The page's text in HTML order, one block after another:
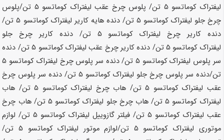
لیفتراک کوماتسو 5 تن / پلوس چرخ عقب لیفتراک کوماتسو 5 تن
/پلوس
چرخ جلو لیفتراک کوماتسو 5 تن / دنده هایه کاریر لیفتراک کوماتسو
/
دنده کاریر چرخ لیفتراک کوماتسو 5 تن
/ دنده کاریر چرخ جلو
لیفتراک کوماتسو 5 تن / دنده کاریر چرخ عقب لیفتراک کوماتسو
/ دنده
سر پلوس لیفتراک کوماتسو 5 تن / دنده سر پلوس چرخ لیفتراک کوماتسو 5
تن/دنده سر پلوس چرخ جلو لیفتراک کوماتسو
/ دنده سر پلوس چرخ
عقب لیفتراک کوماتسو
/ هاب چرخ لیفتراک کوماتسو
/ هاب
لیفتراک کوماتسو
/ هاب چرخ جلو لیفتراک کوماتسو
/ هاب چرخ
عقب لیفتراک کوماتسو 5 تن / فیلتر گازوییل لیفتراک کوماتسو
/ لوازم
موتوری لیفتراک کوماتسو 5 تن /لوازم موتور لیفتراک کوماتسو
/